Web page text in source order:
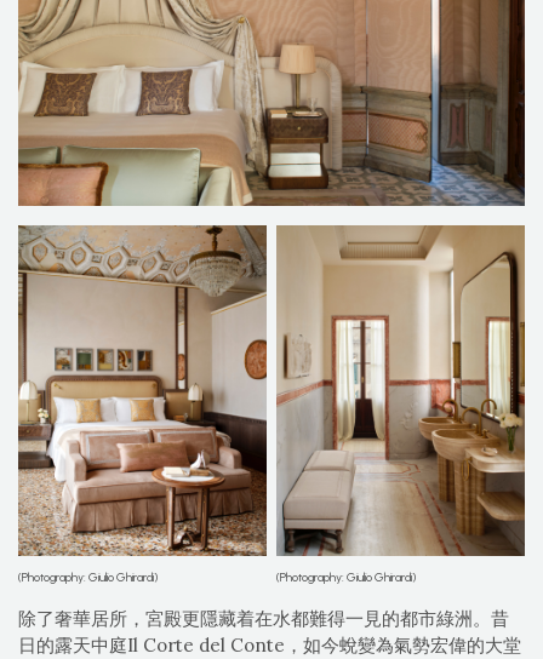
(Photography: Giulio Ghirardi) (Photography: Giulio Ghirardi)
除了奢華居所，宮殿更隱藏着在水都難得一見的都市綠洲。昔
日的露天中庭Il Corte del Conte，如今蛻變為氣勢宏偉的大堂